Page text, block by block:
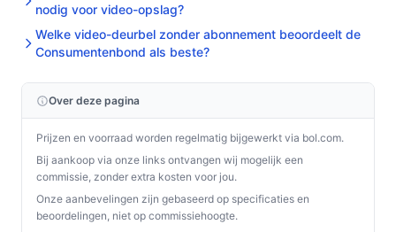
Hoe lang gaat dit product mee?
De levensduur van de Dutchers® Video deurbel adapter
meerdere jaren bij normaal gebruik.
Is dit geschikt voor Eufy en Ring deurbellen?
Ja, deze adapter is specifiek ontworpen om compatibel
te zijn met diverse modellen, waaronder Eufy en Ring.
Wat zijn de belangrijkste verschillen met andere
nodig voor video-opslag?
Welke video-deurbel zonder abonnement beoordeelt de
Consumentenbond als beste?
Over deze pagina
Prijzen en voorraad worden regelmatig bijgewerkt via bol.com.
Bij aankoop via onze links ontvangen wij mogelijk een
commissie, zonder extra kosten voor jou.
Onze aanbevelingen zijn gebaseerd op specificaties en
beoordelingen, niet op commissiehoogte.